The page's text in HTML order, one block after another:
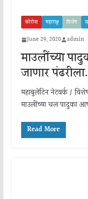
कोरोना महाराष्ट्र विशेष
June 29, 2020 admin
माउलींच्या
जाणार
महाबुलेटिन नेटवर्क /
माउलींच्या चल पादुका
Read More